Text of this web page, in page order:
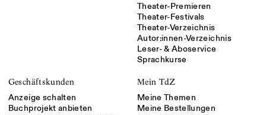
Theater-Premieren
Theater-Festivals
Theater-Verzeichnis
Autor:innen-Verzeichnis
Leser- & Aboservice
Sprachkurse
Geschäftskunden
Anzeige schalten
Buchprojekt anbieten
Mein TdZ
Meine Themen
Meine Bestellungen